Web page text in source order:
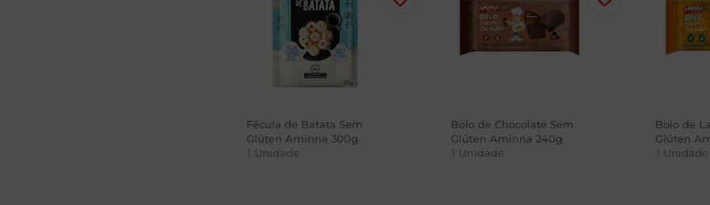
Fécula de Batata Sem
Glúten Aminna 300g
1 Unidade
Bolo de Chocolate Sem
Glúten Aminna 240g
1 Unidade
Bolo de
Glúten
1 Unidade